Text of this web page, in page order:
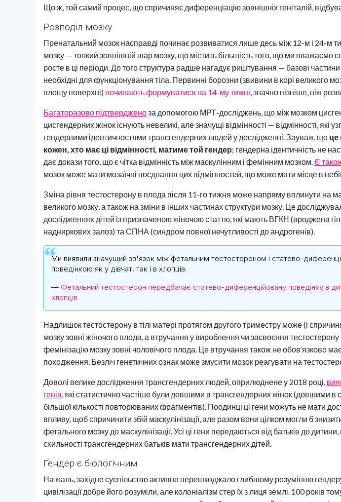
Що ж, той самий процес, що спричиняє диференціацію зовнішніх геніталій,
Розподіл мозку
Пренатальний мозок насправді починає розвиватися лише десь між 12-м і 24-м
мозку — тонкий зовнішній шар мозку, що містить більшість того, що ми вважаємо
росте в ці періоди. До того структура радше нагадує риштування — базові
необхідні для функціонування тіла. Первинні борозни (звивини в корі великого
площу поверхні) починають формуватися на 14-му тижні , значно пізніше, ніж
Багаторазово підтвердженоза допомогою МРТ-досліджень, що між мозком
цисгендерних жінок існують невеликі, але значущі відмінності — відмінності, які
гендерними ідентичностями трансгендерних людей у дослідженні. Зауваж, що це
кожен, хто має ці відмінності, матиме той гендер; гендерна ідентичність не
дає докази того, що є чітка відмінність між маскулінним і фемінним мозком. Є
мозок може мати мозаїчні поєднання цих відмінностей, що може мати місце в
Зміна рівня тестостерону в плода після 11-го тижня може напряму вплинути на
великого мозку, а також на зміни в інших частинах структури мозку. Це
дослідженнях дітей із призначеною жіночою статтю, які мають ВГКН (вроджена
надниркових залоз) та СПНА (синдром повної нечутливості до андрогенів).
Ми виявили значущий зв'язок між фетальним тестостероном і статево-
поведінкою як у дівчат, так і в хлопців.
— Фетальний тестостерон передбачає статево-диференційовану поведінку в
хлопців
Надлишок тестостерону в тілі матері протягом другого триместру може (і
мозку зовні жіночого плода, а втручання у вироблення чи засвоєння
фемінізацію мозку зовні чоловічого плода. Це втручання також не обов’язково
походження. Безліч генетичних ознак може змусити мозок реагувати на
Доволі велике дослідження трансгендерних людей, оприлюднене у 2018 році,
генів , які статистично частіше були довшими в трансгендерних жінок (довшими в
більшої кількості повторюваних фрагментів). Поодинці ці гени можуть не мати
впливу, щоб спричинити збій маскулінізації, але разом вони цілком могли б
фетального мозку до маскулінізації. Усі ці гени передаються від батьків до
схильності трансгендерних батьків мати трансгендерних дітей.
Ґендер є біологічним
На жаль, західне суспільство активно перешкоджало глибшому розумінню
цивілізації добре його розуміли, але колоніалізм стер їх з лиця землі. 100 років